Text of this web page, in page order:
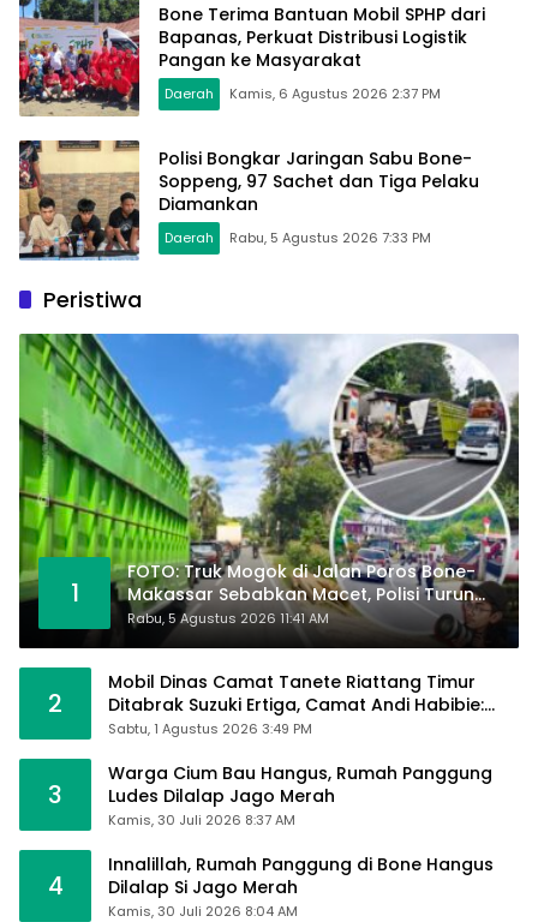
Bone Terima Bantuan Mobil SPHP dari
Bapanas, Perkuat Distribusi Logistik
Pangan ke Masyarakat
Daerah Kamis, 6 Agustus 2026 2:37 PM
Polisi Bongkar Jaringan Sabu Bone-
Soppeng, 97 Sachet dan Tiga Pelaku
Diamankan
Daerah Rabu, 5 Agustus 2026 7:33 PM
Peristiwa
1
FOTO: Truk Mogok di Jalan Poros Bone-
Makassar Sebabkan Macet, Polisi Turun
Tangan
Rabu, 5 Agustus 2026 11:41 AM
2
Mobil Dinas Camat Tanete Riattang Timur
Ditabrak Suzuki Ertiga, Camat Andi Habibie:
Alhamdulillah Saya Baik-Baik Saja
Sabtu, 1 Agustus 2026 3:49 PM
3
Warga Cium Bau Hangus, Rumah Panggung
Ludes Dilalap Jago Merah
Kamis, 30 Juli 2026 8:37 AM
4
Innalillah, Rumah Panggung di Bone Hangus
Dilalap Si Jago Merah
Kamis, 30 Juli 2026 8:04 AM